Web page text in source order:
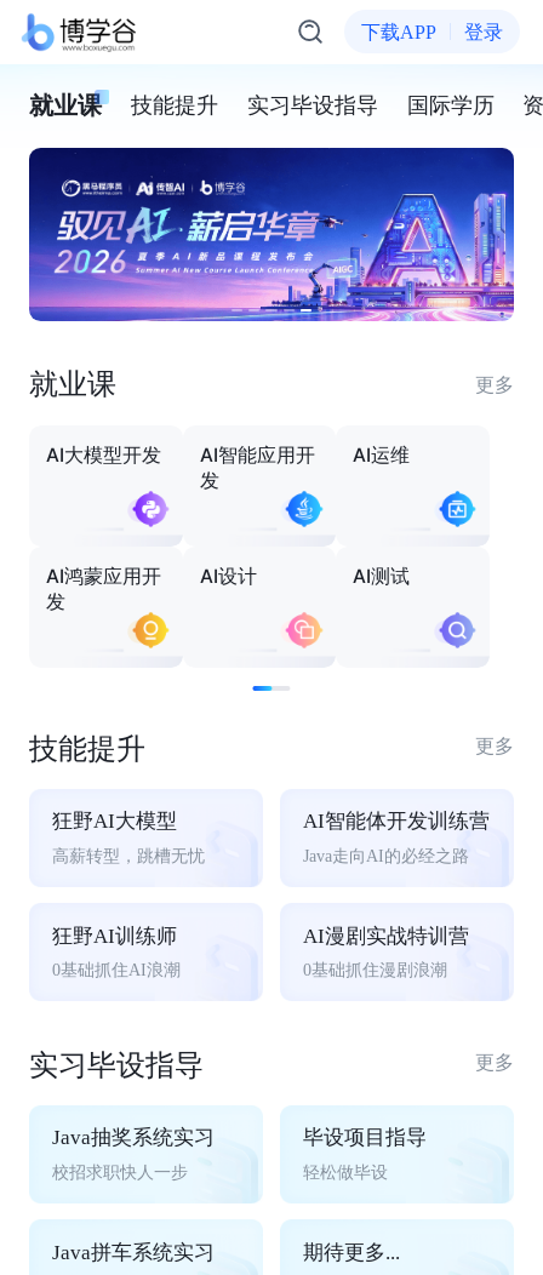
下载APP 登录
就业课 技能提升 实习毕设指导 国际学历
就业课 更多
AI大模型开发
AI智能应用开
发
AI运维
AI鸿蒙应用开
发
AI设计 AI测试
技能提升 更多
狂野AI大模型
高薪转型，跳槽无忧
AI智能体开发训练营
Java走向AI的必经之路
狂野AI训练师
0基础抓住AI浪潮
AI漫剧实战特训营
0基础抓住漫剧浪潮
实习毕设指导 更多
Java抽奖系统实习
校招求职快人一步
毕设项目指导
轻松做毕设
Java拼车系统实习 期待更多...